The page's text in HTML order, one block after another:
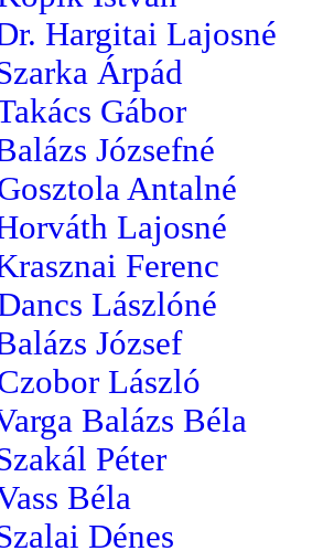
Hargitai Lajosné
Árpád
Gábor
Józsefné
Antalné
Lajosné
Ferenc
Lászlóné
József
László
Balázs Béla
Péter
Béla
Dénes